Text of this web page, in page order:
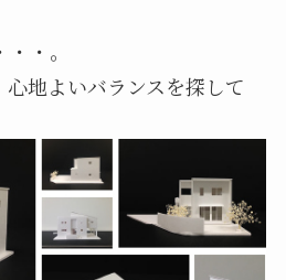
・。
地よいバランスを探して